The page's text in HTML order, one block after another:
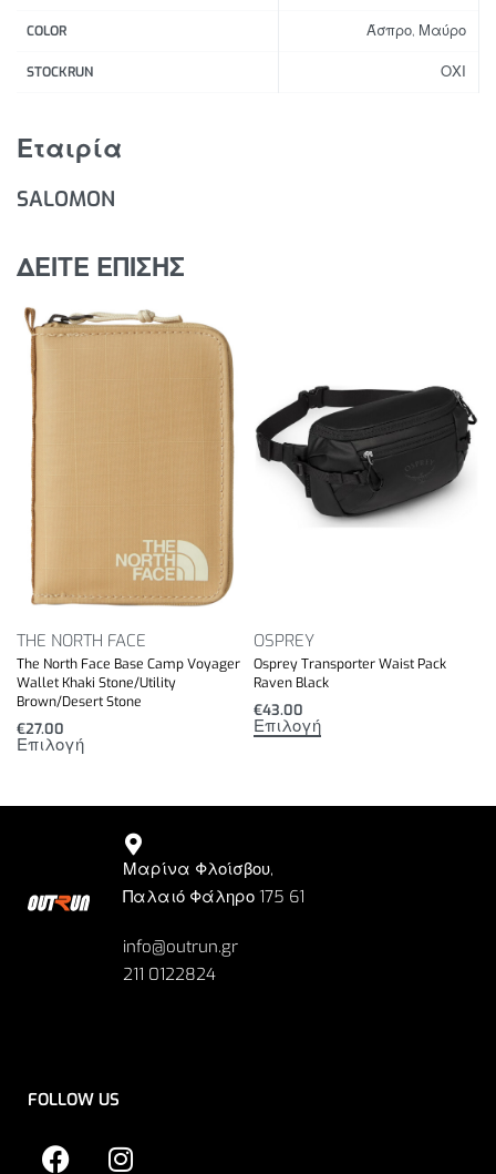
Διαστάσεις: 40cm x 20cm x 1cm
Βάρος: 224gr.
COLOR Άσπρο, Μαύρο
STOCKRUN ΟΧΙ
Εταιρία
SALOMON
ΔΕΙΤΕ ΕΠΙΣΗΣ
THE NORTH FACE
The North Face Base Camp Voyager
Wallet Khaki Stone/Utility
Brown/Desert Stone
€27.00
Επιλογή
OSPREY
Osprey Transporter Waist Pack
Raven Black
€43.00
Επιλογή
Μαρίνα Φλοίσβου,
Παλαιό Φάληρο 175 61
info@outrun.gr
211 0122824
FOLLOW US